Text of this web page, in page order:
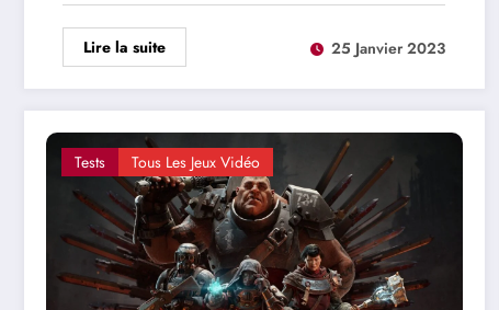
Lire la suite 25 Janvier 2023
Tests Tous Les Jeux Vidéo